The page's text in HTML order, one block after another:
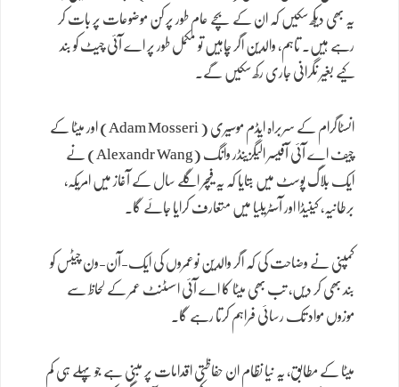
یہ بھی دیکھ سکیں کہ ان کے بچے عام طور پر کن موضوعات پر بات کر
رہے ہیں۔ تاہم، والدین اگر چاہیں تو مکمل طور پر اے آئی چیٹ کو بند
کیے بغیر نگرانی جاری رکھ سکیں گے۔
انسٹاگرام کے سربراہ ایڈم موسیری ( Adam Mosseri) اور میٹا کے
چیف اے آئی آفیسر الیگزینڈر وانگ (Alexandr Wang) نے
ایک بلاگ پوسٹ میں بتایا کہ یہ فیچر اگلے سال کے آغاز میں امریکہ،
برطانیہ، کینیڈا اور آسٹریلیا میں متعارف کرایا جائے گا۔
کمپنی نے وضاحت کی کہ اگر والدین نوعمروں کی ایک-آن-ون چیٹس کو
بند بھی کر دیں، تب بھی میٹا کا اے آئی اسسٹنٹ عمر کے لحاظ سے
موزوں مواد تک رسائی فراہم کرتا رہے گا۔
میٹا کے مطابق، یہ نیا نظام ان حفاظتی اقدامات پر مبنی ہے جو پہلے ہی کم